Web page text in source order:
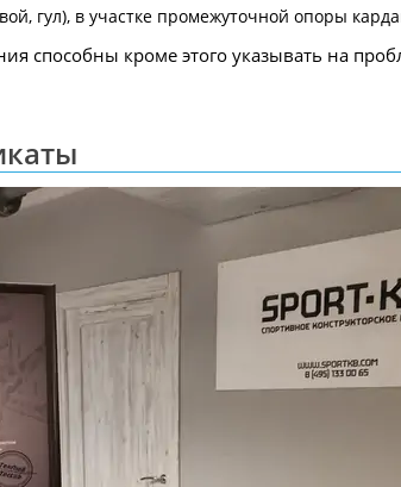
гул), в участке промежуточной опоры
способны кроме этого указывать на